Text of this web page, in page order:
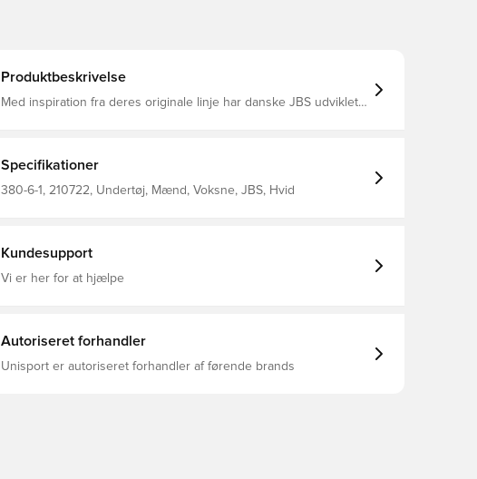
Produktbeskrivelse
Med inspiration fra deres originale linje har danske JBS udviklet
Specifikationer
380-6-1, 210722, Undertøj, Mænd, Voksne, JBS, Hvid
Kundesupport
Vi er her for at hjælpe
Autoriseret forhandler
Unisport er autoriseret forhandler af førende brands